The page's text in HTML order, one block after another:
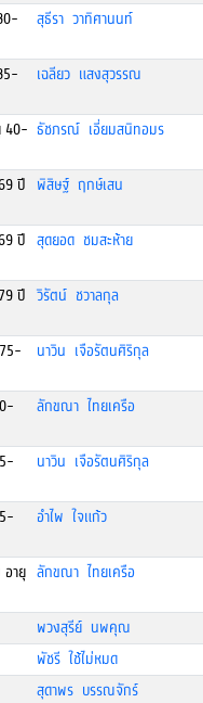
สุธีรา วาทิศานนท์
เฉลียว แสงสุวรรณ
40- ธัชภรณ์ เอี่ยมสนิทอมร
ปี พิสิษฐ์ ฤกษ์เสน
ปี สุดยอด ชมสะห้าย
ปี วิรัตน์ ชวาลกุล
นาวิน เจือรัตนศิริกุล
ลักขณา ไทยเครือ
นาวิน เจือรัตนศิริกุล
อำไพ ใจแก้ว
ายุ ลักขณา ไทยเครือ
พวงสุรีย์ นพคุณ
พัชรี ใช้ไม่หมด
สุดาพร บรรณจักร์